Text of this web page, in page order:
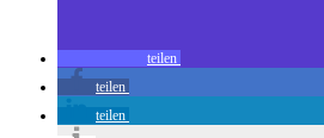
teilen
teilen
teilen